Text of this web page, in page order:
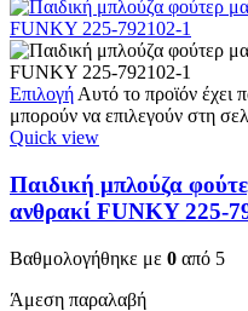
Επιλογή Αυτό το προϊόν έχει
μπορούν να επιλεγούν στη
Quick view
Παιδική μπλούζα
ανθρακί FUNKY 225-
Βαθμολογήθηκε με 0 από 5
Άμεση παραλαβή